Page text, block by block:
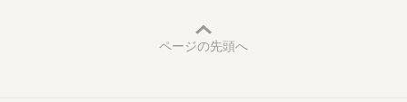
ページの先頭へ